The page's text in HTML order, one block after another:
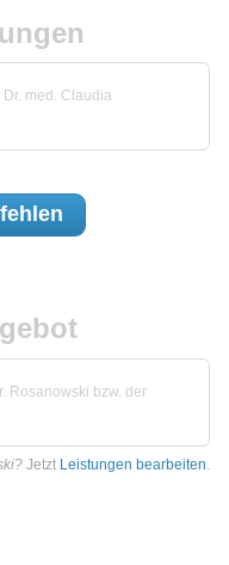
med. Claudia
Rosanowski bzw. der
Jetzt Leistungen bearbeiten.